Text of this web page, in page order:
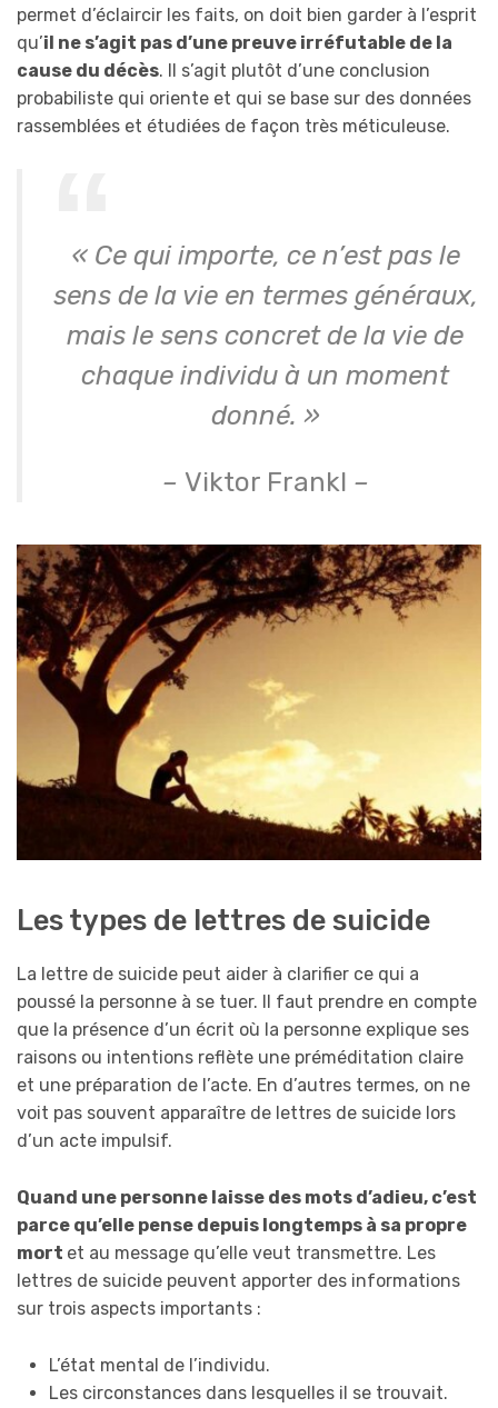
permet d’éclaircir les faits, on doit bien garder à l’esprit
qu’il ne s’agit pas d’une preuve irréfutable de la
cause du décès. Il s’agit plutôt d’une conclusion
probabiliste qui oriente et qui se base sur des données
rassemblées et étudiées de façon très méticuleuse.
« Ce qui importe, ce n’est pas le
sens de la vie en termes généraux,
mais le sens concret de la vie de
chaque individu à un moment
donné. »
– Viktor Frankl –
Les types de lettres de suicide
La lettre de suicide peut aider à clarifier ce qui a
poussé la personne à se tuer. Il faut prendre en compte
que la présence d’un écrit où la personne explique ses
raisons ou intentions reflète une préméditation claire
et une préparation de l’acte. En d’autres termes, on ne
voit pas souvent apparaître de lettres de suicide lors
d’un acte impulsif.
Quand une personne laisse des mots d’adieu, c’est
parce qu’elle pense depuis longtemps à sa propre
mort et au message qu’elle veut transmettre. Les
lettres de suicide peuvent apporter des informations
sur trois aspects importants :
L’état mental de l’individu.
Les circonstances dans lesquelles il se trouvait.